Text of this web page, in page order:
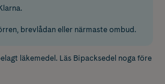
brevlådan eller närmaste ombud.
läkemedel. Läs Bipacksedel noga före